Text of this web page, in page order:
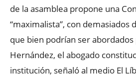
de la asamblea propone una
“maximalista”, con demasiados
que bien podrían ser
Hernández, el abogado
institución, señaló al medio El